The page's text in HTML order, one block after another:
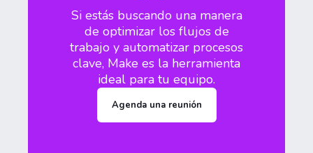
Si estás buscando una manera
de optimizar los flujos de
trabajo y automatizar procesos
clave, Make es la herramienta
ideal para tu equipo.
Agenda una reunión